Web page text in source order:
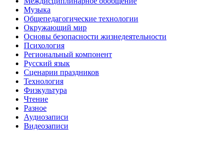
Музыка
Общепедагогические технологии
Окружающий мир
Основы безопасности жизнедеятельности
Психология
Региональный компонент
Русский язык
Сценарии праздников
Технология
Физкультура
Чтение
Разное
Аудиозаписи
Видеозаписи